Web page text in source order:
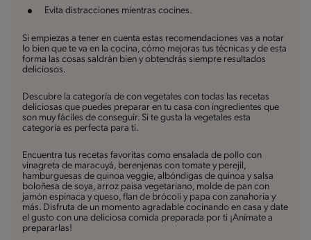
Evita distracciones mientras cocines.
Si empiezas a tener en cuenta estas recomendaciones vas a notar
lo bien que te va en la cocina, cómo mejoras tus técnicas y de esta
forma las cosas saldrán bien y obtendrás siempre resultados
deliciosos.
Descubre la categoría de con vegetales con todas las recetas
deliciosas que puedes preparar en tu casa con ingredientes que
son muy fáciles de conseguir. Si te gusta la vegetales esta
categoría es perfecta para ti.
Encuentra tus recetas favoritas como ensalada de pollo con
vinagreta de maracuyá, berenjenas con tomate y perejil,
hamburguesas de quinoa veggie, albóndigas de quinoa y salsa
boloñesa de soya, arroz paisa vegetariano, molde de pan con
jamón espinaca y queso, flan de brócoli y papa con zanahoria y
más. Disfruta de un momento agradable cocinando en casa y date
el gusto con una deliciosa comida preparada por ti ¡Anímate a
prepararlas!